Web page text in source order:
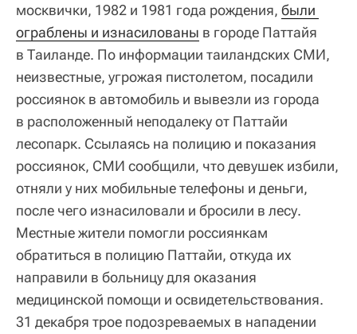
москвички, 1982 и 1981 года рождения, были
ограблены и изнасилованы в городе Паттайя
в Таиланде. По информации таиландских СМИ,
неизвестные, угрожая пистолетом, посадили
россиянок в автомобиль и вывезли из города
в расположенный неподалеку от Паттайи
лесопарк. Ссылаясь на полицию и показания
россиянок, СМИ сообщили, что девушек избили,
отняли у них мобильные телефоны и деньги,
после чего изнасиловали и бросили в лесу.
Местные жители помогли россиянкам
обратиться в полицию Паттайи, откуда их
направили в больницу для оказания
медицинской помощи и освидетельствования.
31 декабря трое подозреваемых в нападении